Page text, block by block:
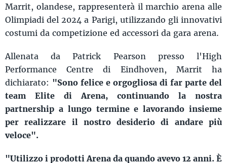
Marrit, olandese, rappresenterà il marchio arena alle
Olimpiadi del 2024 a Parigi, utilizzando gli innovativi
costumi da competizione ed accessori da gara arena.
Allenata da Patrick Pearson presso l'High
Performance Centre di Eindhoven, Marrit ha
dichiarato: "Sono felice e orgogliosa di far parte del
team Elite di Arena, continuando la nostra
partnership a lungo termine e lavorando insieme
per realizzare il nostro desiderio di andare più
veloce".
"Utilizzo i prodotti Arena da quando avevo 12 anni. È